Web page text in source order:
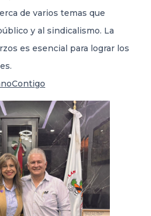
de varios temas que
y al sindicalismo. La
es esencial para lograr los